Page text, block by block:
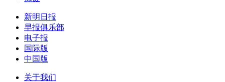
新明日报
早报俱乐部
电子报
国际版
中国版
关于我们